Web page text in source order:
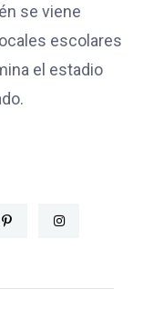
se viene
escolares
el estadio